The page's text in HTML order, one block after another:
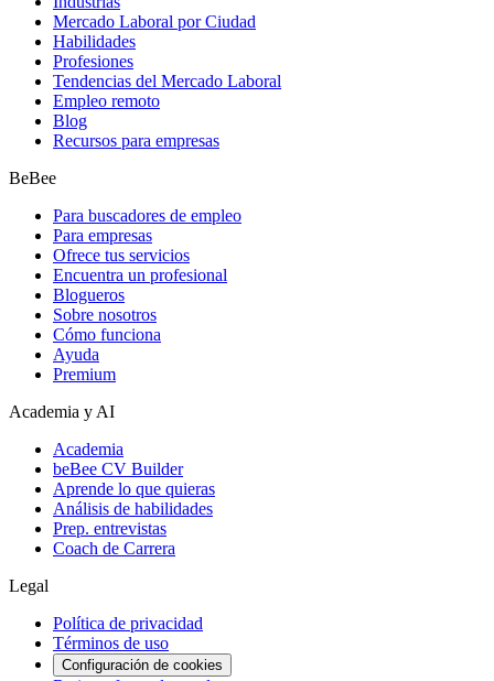
Mercado Laboral por Ciudad
Habilidades
Profesiones
Tendencias del Mercado Laboral
Empleo remoto
Blog
Recursos para empresas
BeBee
Para buscadores de empleo
Para empresas
Ofrece tus servicios
Encuentra un profesional
Blogueros
Sobre nosotros
Cómo funciona
Ayuda
Premium
Academia y AI
Academia
beBee CV Builder
Aprende lo que quieras
Análisis de habilidades
Prep. entrevistas
Coach de Carrera
Legal
Política de privacidad
Términos de uso
Configuración de cookies